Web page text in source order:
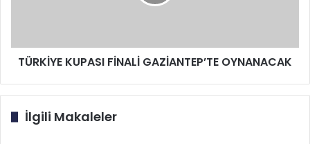
TÜRKİYE KUPASI FİNALİ GAZİANTEP’TE OYNANACAK
İlgili Makaleler